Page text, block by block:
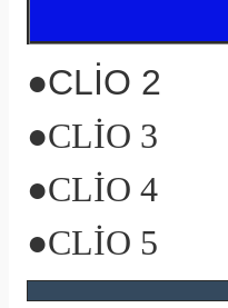
●CLİO 2
●CLİO 3
●CLİO 4
●CLİO 5